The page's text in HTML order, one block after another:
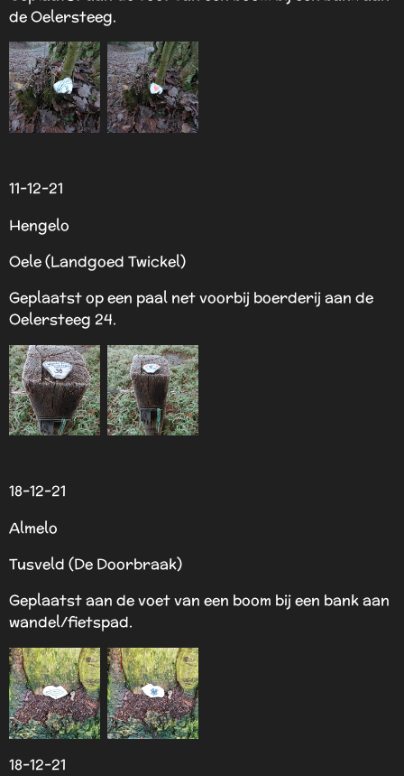
de Oelersteeg.
11-12-21
Hengelo
Oele (Landgoed Twickel)
Geplaatst op een paal net voorbij boerderij aan de
Oelersteeg 24.
18-12-21
Almelo
Tusveld (De Doorbraak)
Geplaatst aan de voet van een boom bij een bank aan
wandel/fietspad.
18-12-21